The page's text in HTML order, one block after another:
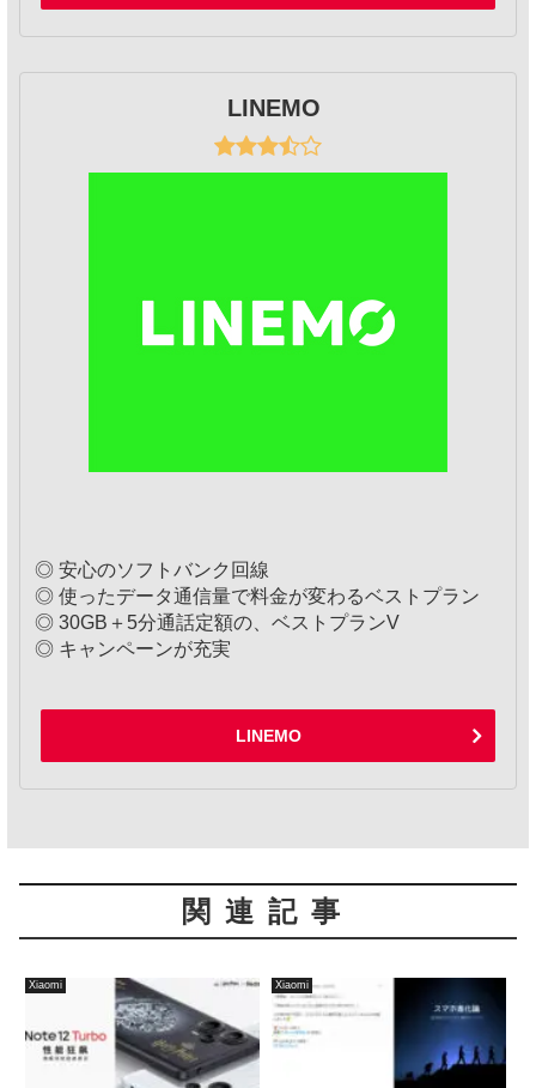
LINEMO
◎ 安心のソフトバンク回線
◎ 使ったデータ通信量で料金が変わるベストプラン
◎ 30GB＋5分通話定額の、ベストプランV
◎ キャンペーンが充実
LINEMO
関連記事
Xiaomi Xiaomi